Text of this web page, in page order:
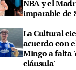
NBA y el
imparable de
La Cultural
acuerdo con
Mingo a falta
cláusula'